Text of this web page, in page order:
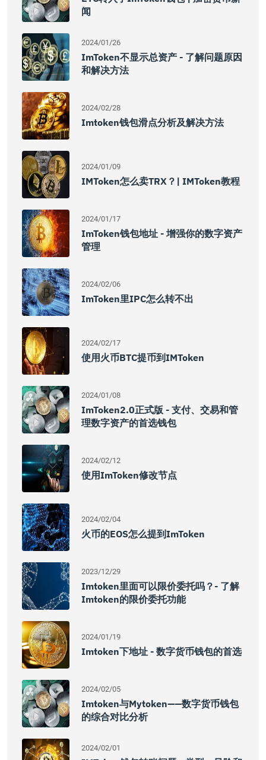
闻
2024/01/26
ImToken不显示总资产 - 了解问题原因
和解决方法
2024/02/28
Imtoken钱包滑点分析及解决方法
2024/01/09
IMToken怎么卖TRX？| IMToken教程
2024/01/17
ImToken钱包地址 - 增强你的数字资产
管理
2024/02/06
ImToken里IPC怎么转不出
2024/02/17
使用火币BTC提币到IMToken
2024/01/08
ImToken2.0正式版 - 支付、交易和管
理数字资产的首选钱包
2024/02/12
使用imToken修改节点
2024/02/04
火币的EOS怎么提到imToken
2023/12/29
Imtoken里面可以限价委托吗？- 了解
Imtoken的限价委托功能
2024/01/19
Imtoken下地址 - 数字货币钱包的首选
2024/02/05
Imtoken与mytoken——数字货币钱包
的综合对比分析
2024/02/01